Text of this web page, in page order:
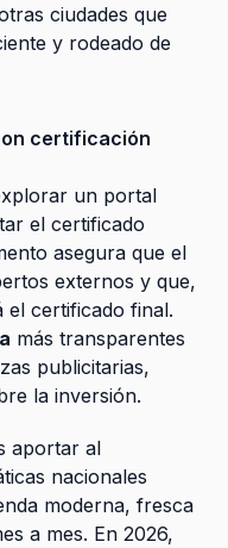
ciudades que
y rodeado de
certificación
un portal
el certificado
asegura que el
externos y que,
el certificado final.
más transparentes
publicitarias,
la inversión.
aportar al
nacionales
moderna, fresca
a mes. En 2026,